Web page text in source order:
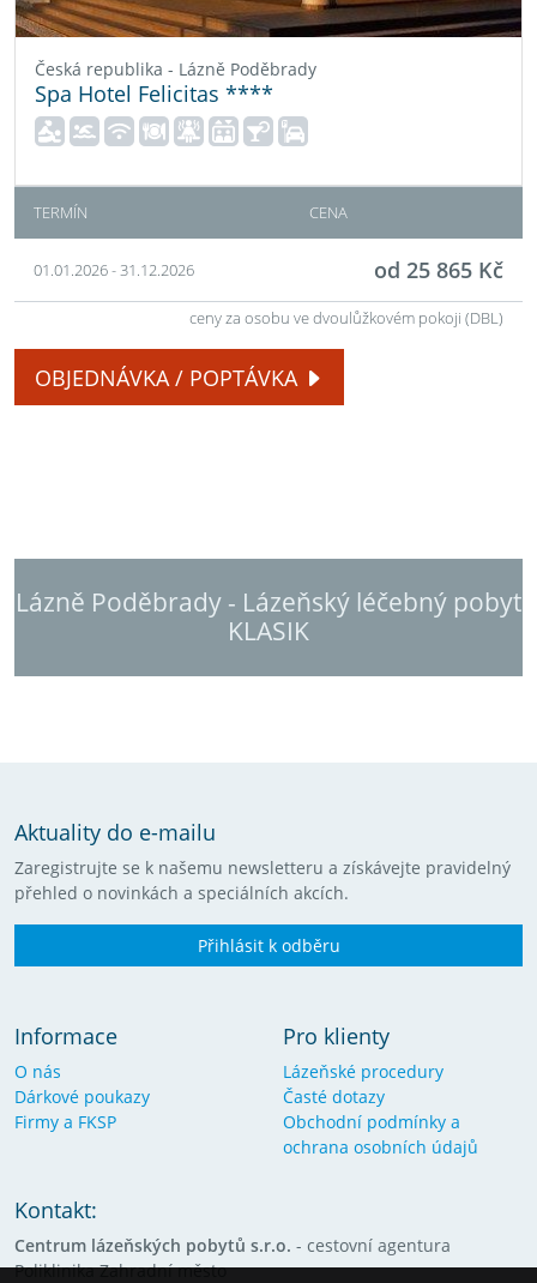
Česká republika - Lázně Poděbrady
Spa Hotel Felicitas ****
TERMÍN CENA
01.01.2026 - 31.12.2026 od 25 865 Kč
ceny za osobu ve dvoulůžkovém pokoji (DBL)
OBJEDNÁVKA / POPTÁVKA
Lázně Poděbrady - Lázeňský léčebný pobyt
KLASIK
Aktuality do e-mailu
Zaregistrujte se k našemu newsletteru a získávejte pravidelný
přehled o novinkách a speciálních akcích.
Přihlásit k odběru
Informace
O nás
Dárkové poukazy
Firmy a FKSP
Pro klienty
Lázeňské procedury
Časté dotazy
Obchodní podmínky a
ochrana osobních údajů
Kontakt:
Centrum lázeňských pobytů s.r.o. - cestovní agentura
Poliklinika Zahradní město